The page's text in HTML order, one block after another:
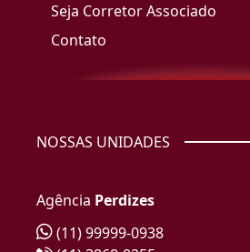
Seja Corretor Associado
Contato
NOSSAS UNIDADES
Agência Perdizes
(11) 99999-0938